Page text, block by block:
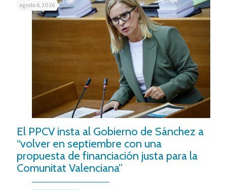
agosto 6, 2026
El PPCV insta al Gobierno de Sánchez a
“volver en septiembre con una
propuesta de financiación justa para la
Comunitat Valenciana”